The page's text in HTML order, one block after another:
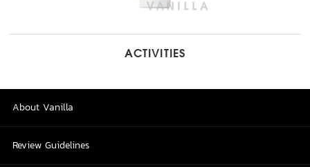
ACTIVITIES
About Vanilla
Review Guidelines